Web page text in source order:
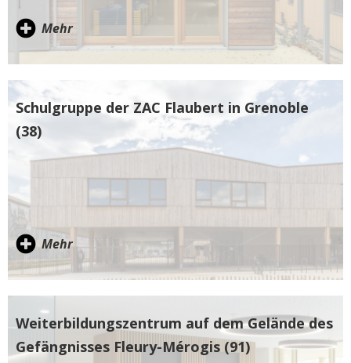
Mehr
Schulgruppe der ZAC Flaubert in Grenoble
(38)
Mehr
Weiterbildungszentrum auf dem Gelände des
Gefängnisses Fleury-Mérogis (91)